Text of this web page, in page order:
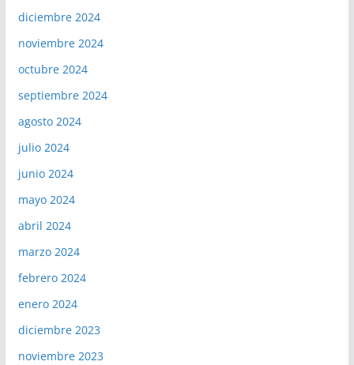
diciembre 2024
noviembre 2024
octubre 2024
septiembre 2024
agosto 2024
julio 2024
junio 2024
mayo 2024
abril 2024
marzo 2024
febrero 2024
enero 2024
diciembre 2023
noviembre 2023